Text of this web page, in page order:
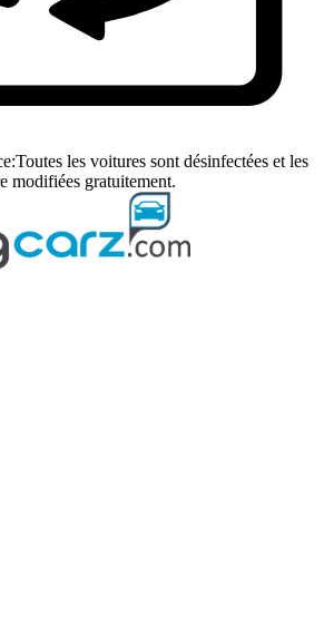
Toutes les voitures sont désinfectées et les
modifiées gratuitement.